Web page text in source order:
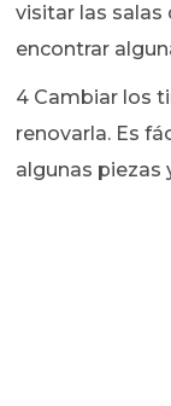
visitar las
encontrar
4 Cambiar los
renovarla. Es
algunas piezas